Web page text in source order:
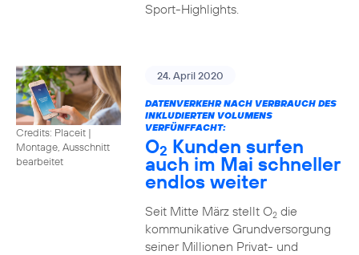
Sport-Highlights.
Credits: Placeit |
Montage, Ausschnitt
bearbeitet
24. April 2020
DATENVERKEHR NACH VERBRAUCH DES
INKLUDIERTEN VOLUMENS
VERFÜNFFACHT:
O2 Kunden surfen
auch im Mai schneller
endlos weiter
Seit Mitte März stellt O2die
kommunikative Grundversorgung
seiner Millionen Privat- und